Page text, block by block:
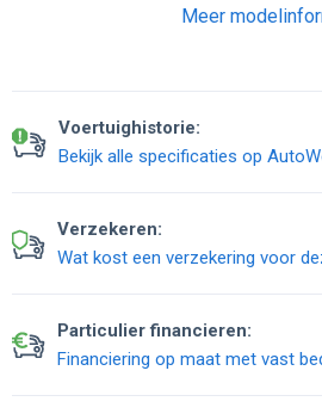
Meer
Voertuighistorie:
Bekijk alle specificaties op
Verzekeren:
Wat kost een verzekering voor
Particulier financieren:
Financiering op maat met vast